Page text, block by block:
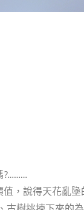
?………
，說得天花亂墬